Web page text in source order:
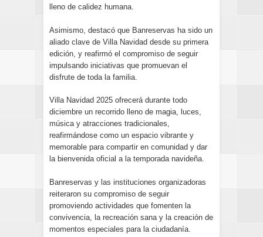
lleno de calidez humana.
Asimismo, destacó que Banreservas ha sido un
aliado clave de Villa Navidad desde su primera
edición, y reafirmó el compromiso de seguir
impulsando iniciativas que promuevan el
disfrute de toda la familia.
Villa Navidad 2025 ofrecerá durante todo
diciembre un recorrido lleno de magia, luces,
música y atracciones tradicionales,
reafirmándose como un espacio vibrante y
memorable para compartir en comunidad y dar
la bienvenida oficial a la temporada navideña.
Banreservas y las instituciones organizadoras
reiteraron su compromiso de seguir
promoviendo actividades que fomenten la
convivencia, la recreación sana y la creación de
momentos especiales para la ciudadanía.